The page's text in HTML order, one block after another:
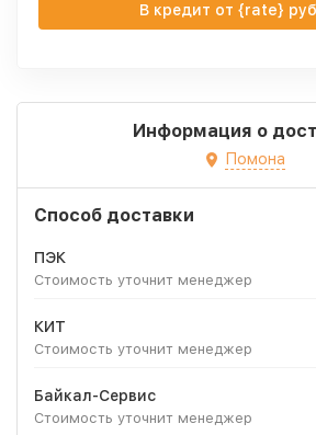
В кредит от {rate}
Информация о
Помона
Способ доставки
ПЭК
Стоимость уточнит менеджер
КИТ
Стоимость уточнит менеджер
Байкал-Сервис
Стоимость уточнит менеджер